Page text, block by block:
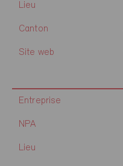
Lieu
Canton
Site web
Entreprise
NPA
Lieu